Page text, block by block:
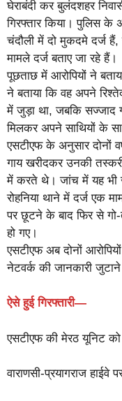
घेराबंदी कर बुलंदशहर
गिरफ्तार किया। पुलिस के
चंदौली में दो मुकदमे दर्ज
मामले दर्ज बताए जा रहे हैं।
पूछताछ में आरोपियों ने
ने बताया कि वह अपने
में जुड़ा था, जबकि सज्जाद
मिलकर अपने साथियों के
एसटीएफ के अनुसार दोनों
गाय खरीदकर उनकी
में करते थे। जांच में यह भी
रोहनिया थाने में दर्ज एक
पर छूटने के बाद फिर से
हो गए।
एसटीएफ अब दोनों
नेटवर्क की जानकारी
ऐसे हुई गिरफ्तारी—
एसटीएफ की मेरठ यूनिट
वाराणसी-प्रयागराज हाईवे